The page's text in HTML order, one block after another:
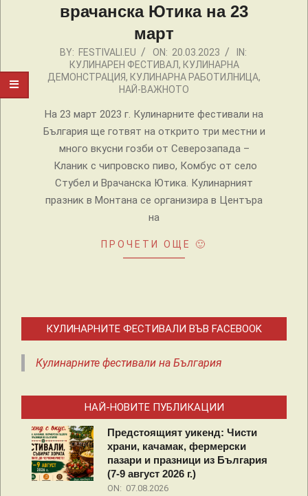
врачанска Ютика на 23
март
2023-BY: FESTIVALI.EU ON: 20.03.2023
IN:
КУЛИНАРЕН ФЕСТИВАЛ, КУЛИНАРНА
ДЕМОНСТРАЦИЯ, КУЛИНАРНА РАБОТИЛНИЦА,
НАЙ-ВАЖНОТО
На 23 март 2023 г. Кулинарните фестивали на
България ще готвят на открито три местни и
много вкусни гозби от Северозапада –
Кланик с чипровско пиво, Комбус от село
Стубел и Врачанска Ютика. Кулинарният
празник в Монтана се организира в Центъра
на
ПРОЧЕТИ ОЩЕ 🙂
КУЛИНАРНИТЕ ФЕСТИВАЛИ ВЪВ FACEBOOK
Кулинарните фестивали на България
НАЙ-НОВИТЕ ПУБЛИКАЦИИ
Предстоящият уикенд: Чисти
храни, качамак, фермерски
пазари и празници из България
(7-9 август 2026 г.)
ON: 07.08.2026